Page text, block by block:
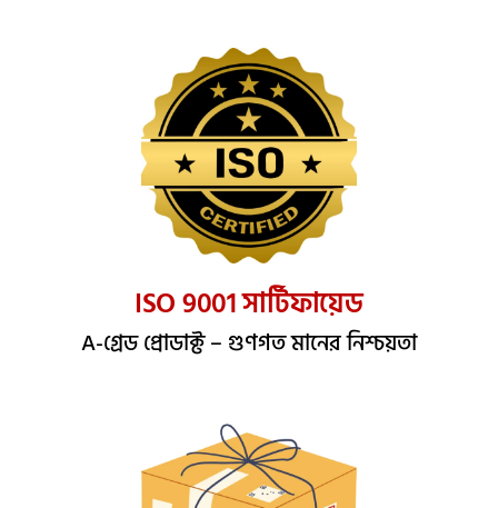
ISO 9001 সার্টিফায়েড​
A-গ্রেড প্রোডাক্ট – গুণগত মানের নিশ্চয়তা